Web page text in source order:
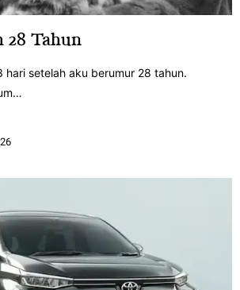
28 Tahun
hari setelah aku berumur 28 tahun.